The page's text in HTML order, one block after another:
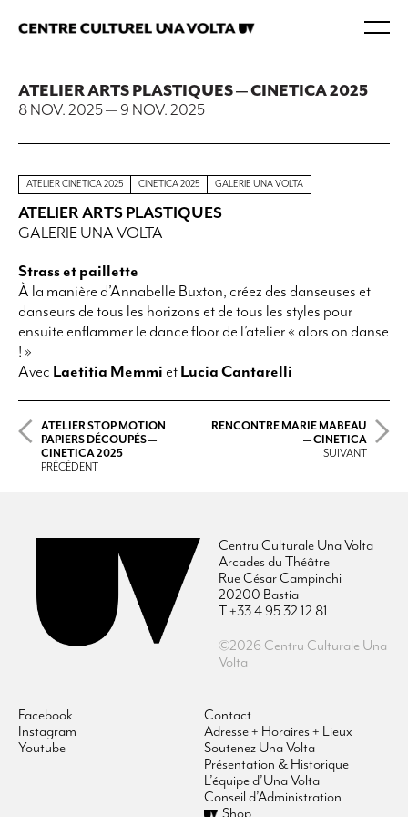
ATELIER ARTS PLASTIQUES — CINETICA 2025
8 NOV. 2025— 9 NOV. 2025
ATELIER CINETICA 2025 CINETICA 2025 GALERIE UNA VOLTA
ATELIER ARTS PLASTIQUES
GALERIE UNA VOLTA
Strass et paillette
À la manière d’Annabelle Buxton, créez des danseuses et
danseurs de tous les horizons et de tous les styles pour
ensuite enflammer le dance floor de l’atelier « alors on danse
! »
Avec Laetitia Memmi et Lucia Cantarelli
ATELIER STOP MOTION
PAPIERS DÉCOUPÉS —
CINETICA 2025
PRÉCÉDENT
RENCONTRE MARIE MABEAU
— CINETICA
SUIVANT
Centru Culturale Una Volta
Arcades du Théâtre
Rue César Campinchi
20200 Bastia
T +33 4 95 32 12 81
©2026 Centru Culturale Una
Volta
Facebook
Instagram
Youtube
Contact
Adresse + Horaires + Lieux
Soutenez Una Volta
Présentation & Historique
L’équipe d’Una Volta
Conseil d’Administration